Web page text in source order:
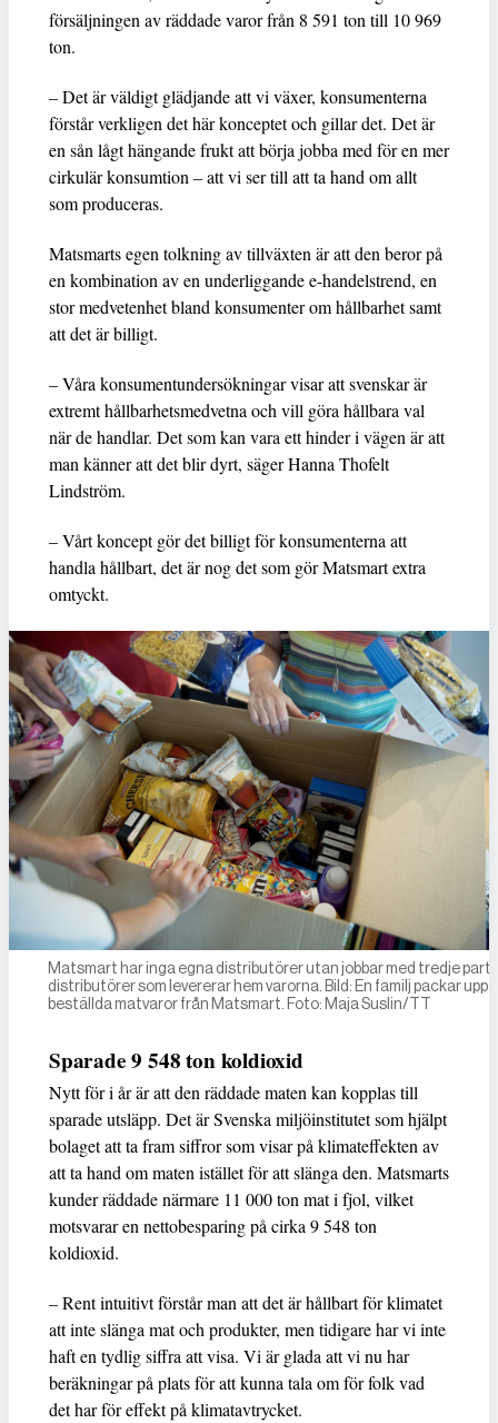
försäljningen av räddade varor från 8 591 ton till 10 969
ton.
– Det är väldigt glädjande att vi växer, konsumenterna
förstår verkligen det här konceptet och gillar det. Det är
en sån lågt hängande frukt att börja jobba med för en mer
cirkulär konsumtion – att vi ser till att ta hand om allt
som produceras.
Matsmarts egen tolkning av tillväxten är att den beror på
en kombination av en underliggande e-handelstrend, en
stor medvetenhet bland konsumenter om hållbarhet samt
att det är billigt.
– Våra konsumentundersökningar visar att svenskar är
extremt hållbarhetsmedvetna och vill göra hållbara val
när de handlar. Det som kan vara ett hinder i vägen är att
man känner att det blir dyrt, säger Hanna Thofelt
Lindström.
– Vårt koncept gör det billigt för konsumenterna att
handla hållbart, det är nog det som gör Matsmart extra
omtyckt.
Matsmart har inga egna distributörer utan jobbar med tredje part
distributörer som levererar hem varorna. Bild: En familj packar upp
beställda matvaror från Matsmart. Foto: Maja Suslin/TT
Sparade 9 548 ton koldioxid
Nytt för i år är att den räddade maten kan kopplas till
sparade utsläpp. Det är Svenska miljöinstitutet som hjälpt
bolaget att ta fram siffror som visar på klimateffekten av
att ta hand om maten istället för att slänga den. Matsmarts
kunder räddade närmare 11 000 ton mat i fjol, vilket
motsvarar en nettobesparing på cirka 9 548 ton
koldioxid.
– Rent intuitivt förstår man att det är hållbart för klimatet
att inte slänga mat och produkter, men tidigare har vi inte
haft en tydlig siffra att visa. Vi är glada att vi nu har
beräkningar på plats för att kunna tala om för folk vad
det har för effekt på klimatavtrycket.